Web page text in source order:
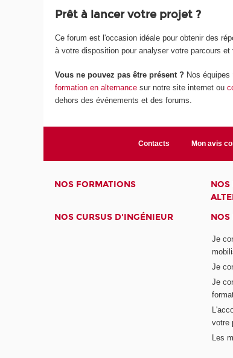
Prêt à lancer votre projet ?
Ce forum est l'occasion idéale pour obtenir des
à votre disposition pour analyser votre parcours
Vous ne pouvez pas être présent ? Nos
formation en alternance sur notre site internet ou
dehors des événements et des forums.
Contacts Mon avis
NOS FORMATIONS
NOS
NOS CURSUS D'INGÉNIEUR
NOS
Je
Je
Je
votre
Les